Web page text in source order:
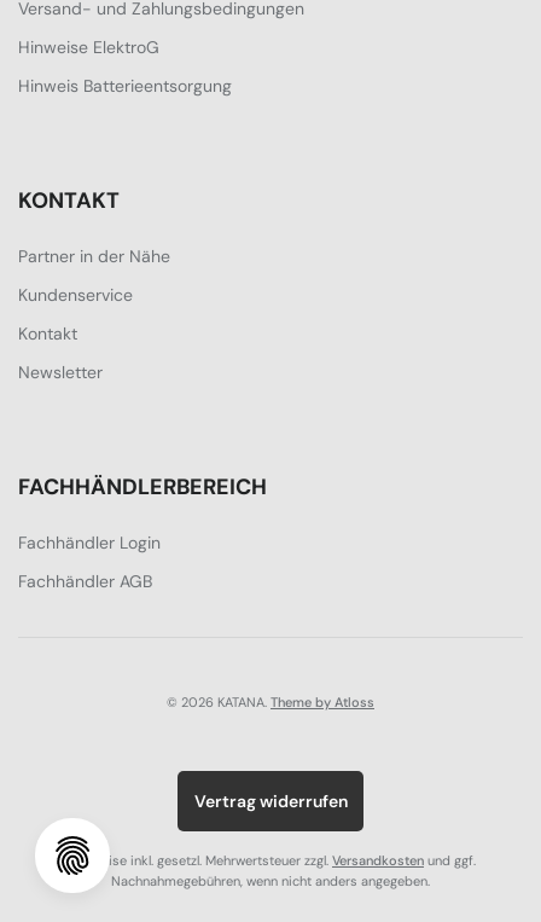
Versand- und Zahlungsbedingungen
Hinweise ElektroG
Hinweis Batterieentsorgung
KONTAKT
Partner in der Nähe
Kundenservice
Kontakt
Newsletter
FACHHÄNDLERBEREICH
Fachhändler Login
Fachhändler AGB
© 2026 KATANA. Theme by Atloss
Vertrag widerrufen
Alle Preise inkl. gesetzl. Mehrwertsteuer zzgl. Versandkosten und ggf.
Nachnahmegebühren, wenn nicht anders angegeben.